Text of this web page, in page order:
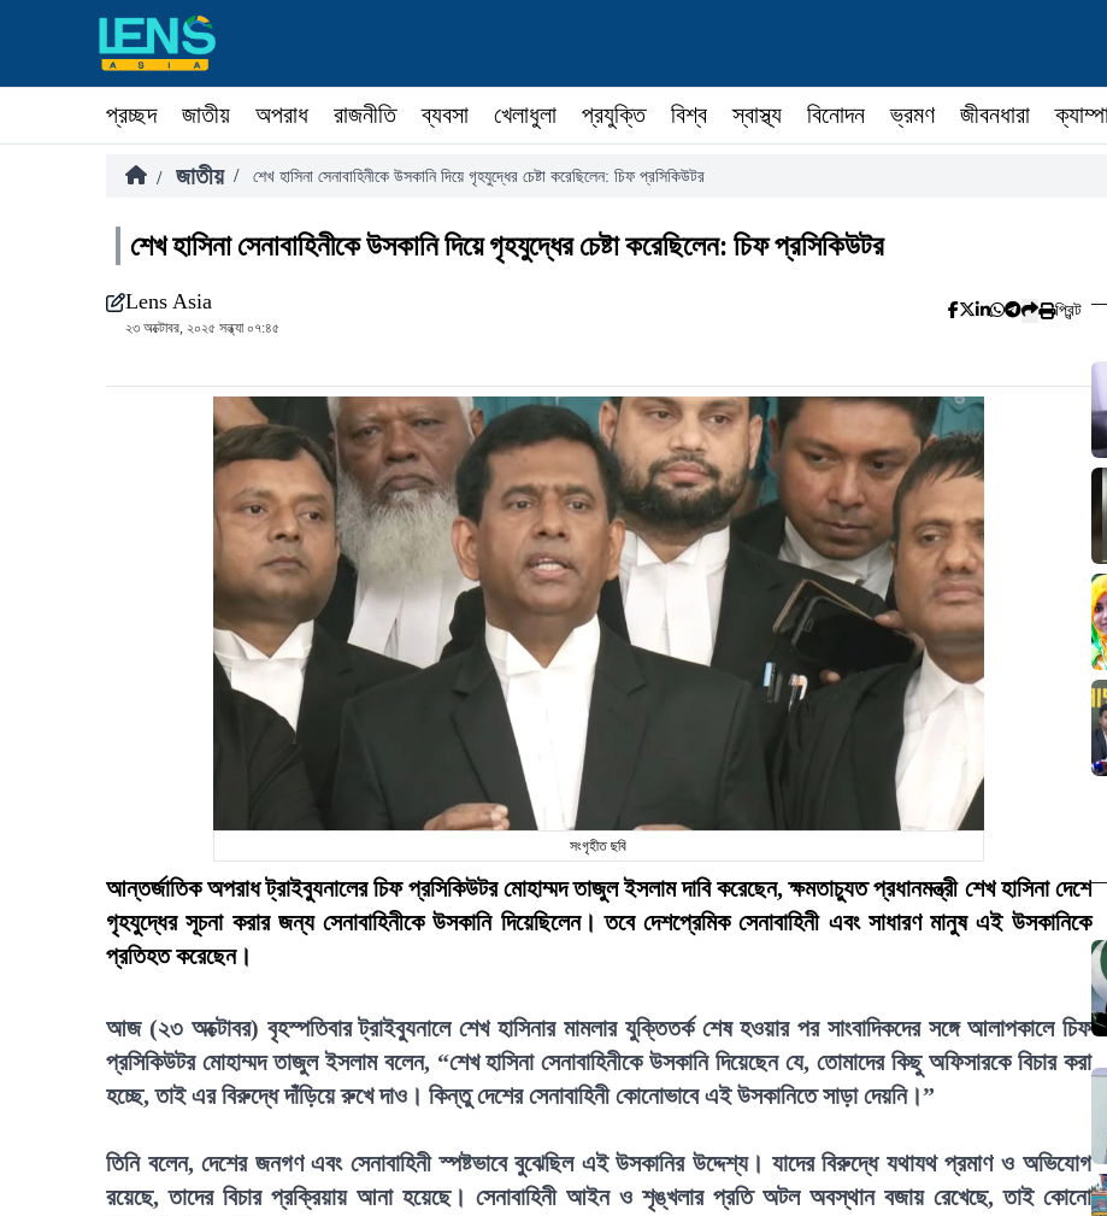
প্রচ্ছদ জাতীয় অপরাধ রাজনীতি ব্যবসা খেলাধুলা প্রযুক্তি বিশ্ব স্বাস্থ্য বিনোদন ভ্রমণ জীবনধারা
/ জাতীয় / শেখ হাসিনা সেনাবাহিনীকে উসকানি দিয়ে গৃহযুদ্ধের চেষ্টা করেছিলেন: চিফ প্রসিকিউটর
শেখ হাসিনা সেনাবাহিনীকে উসকানি দিয়ে গৃহযুদ্ধের চেষ্টা করেছিলেন: চিফ প্রসিকিউটর
Lens Asia
২৩ অক্টোবর, ২০২৫ সন্ধ্যা ০৭:৪৫
প্রিন্ট
সংগৃহীত ছবি
আন্তর্জাতিক অপরাধ ট্রাইব্যুনালের চিফ প্রসিকিউটর মোহাম্মদ তাজুল ইসলাম দাবি করেছেন, ক্ষমতাচ্যুত প্রধানমন্ত্রী শেখ হাসিনা দেশে
গৃহযুদ্ধের সূচনা করার জন্য সেনাবাহিনীকে উসকানি দিয়েছিলেন। তবে দেশপ্রেমিক সেনাবাহিনী এবং সাধারণ মানুষ এই উসকানিকে
প্রতিহত করেছেন।
আজ (২৩ অক্টোবর) বৃহস্পতিবার ট্রাইব্যুনালে শেখ হাসিনার মামলার যুক্তিতর্ক শেষ হওয়ার পর সাংবাদিকদের সঙ্গে আলাপকালে চিফ
প্রসিকিউটর মোহাম্মদ তাজুল ইসলাম বলেন, “শেখ হাসিনা সেনাবাহিনীকে উসকানি দিয়েছেন যে, তোমাদের কিছু অফিসারকে বিচার করা
হচ্ছে, তাই এর বিরুদ্ধে দাঁড়িয়ে রুখে দাও। কিন্তু দেশের সেনাবাহিনী কোনোভাবে এই উসকানিতে সাড়া দেয়নি।”
তিনি বলেন, দেশের জনগণ এবং সেনাবাহিনী স্পষ্টভাবে বুঝেছিল এই উসকানির উদ্দেশ্য। যাদের বিরুদ্ধে যথাযথ প্রমাণ ও অভিযোগ
রয়েছে, তাদের বিচার প্রক্রিয়ায় আনা হয়েছে। সেনাবাহিনী আইন ও শৃঙ্খলার প্রতি অটল অবস্থান বজায় রেখেছে, তাই কোনো